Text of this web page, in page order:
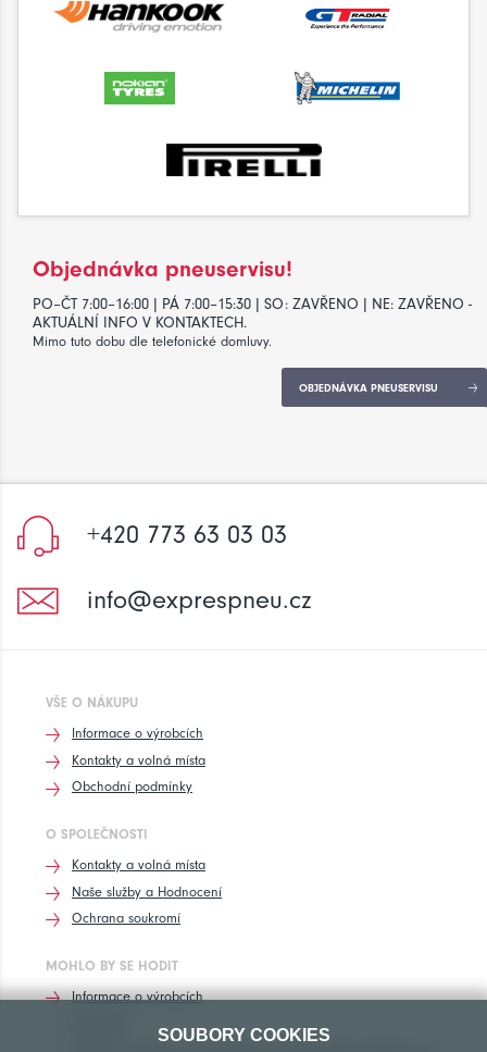
Objednávka pneuservisu!
PO–ČT 7:00–16:00 | PÁ 7:00–15:30 | SO: ZAVŘENO | NE: ZAVŘENO -
AKTUÁLNÍ INFO V KONTAKTECH.
Mimo tuto dobu dle telefonické domluvy.
OBJEDNÁVKA PNEUSERVISU
+420 773 63 03 03
info@exprespneu.cz
VŠE O NÁKUPU
Informace o výrobcích
Kontakty a volná místa
Obchodní podmínky
O SPOLEČNOSTI
Kontakty a volná místa
Naše služby a Hodnocení
Ochrana soukromí
MOHLO BY SE HODIT
Informace o výrobcích
SOUBORY COOKIES